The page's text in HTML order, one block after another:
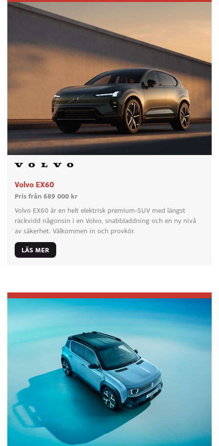
Volvo EX60
Pris från 689 000 kr
Volvo EX60 är en helt elektrisk premium-SUV med längst
räckvidd någonsin i en Volvo, snabbladdning och en ny nivå
av säkerhet. Välkommen in och provkör.
LÄS MER